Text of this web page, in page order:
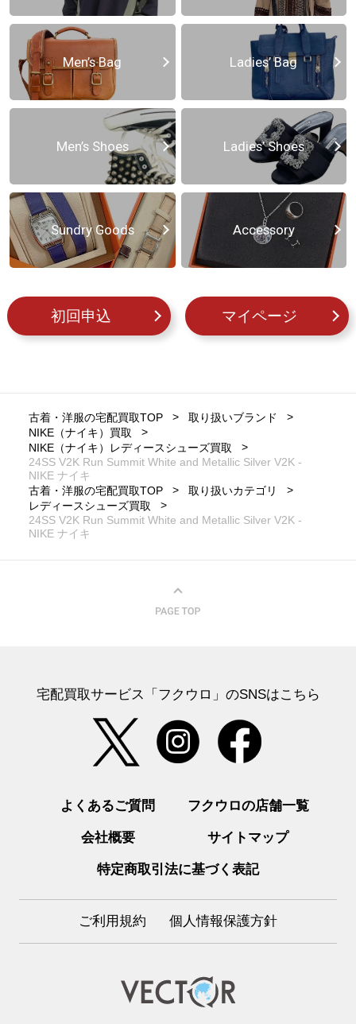
Men’s Bag Ladies’ Bag
Men’s Shoes Ladies’ Shoes
Sundry Goods Accessory
初回申込 マイページ
古着・洋服の宅配買取TOP
取り扱いブランド
NIKE（ナイキ）買取
NIKE（ナイキ）レディースシューズ買取
24SS V2K Run Summit White and Metallic Silver V2K -
NIKE ナイキ
古着・洋服の宅配買取TOP
取り扱いカテゴリ
レディースシューズ買取
24SS V2K Run Summit White and Metallic Silver V2K -
NIKE ナイキ
宅配買取サービス「フクウロ」のSNSはこちら
よくあるご質問 フクウロの店舗一覧
会社概要 サイトマップ
特定商取引法に基づく表記
ご利用規約 個人情報保護方針